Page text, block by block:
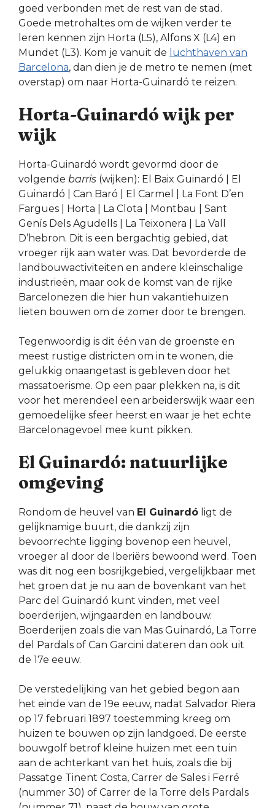
goed verbonden met de rest van de stad.
Goede metrohaltes om de wijken verder te
leren kennen zijn Horta (L5), Alfons X (L4) en
Mundet (L3). Kom je vanuit de luchthaven van
Barcelona, dan dien je de metro te nemen (met
overstap) om naar Horta-Guinardó te reizen.
Horta-Guinardó wijk per
wijk
Horta-Guinardó wordt gevormd door de
volgende barris (wijken): El Baix Guinardó | El
Guinardó | Can Baró | El Carmel | La Font D’en
Fargues | Horta | La Clota | Montbau | Sant
Genís Dels Agudells | La Teixonera | La Vall
D’hebron. Dit is een bergachtig gebied, dat
vroeger rijk aan water was. Dat bevorderde de
landbouwactiviteiten en andere kleinschalige
industrieën, maar ook de komst van de rijke
Barcelonezen die hier hun vakantiehuizen
lieten bouwen om de zomer door te brengen.
Tegenwoordig is dit één van de groenste en
meest rustige districten om in te wonen, die
gelukkig onaangetast is gebleven door het
massatoerisme. Op een paar plekken na, is dit
voor het merendeel een arbeiderswijk waar een
gemoedelijke sfeer heerst en waar je het echte
Barcelonagevoel mee kunt pikken.
El Guinardó: natuurlijke
omgeving
Rondom de heuvel van El Guinardó ligt de
gelijknamige buurt, die dankzij zijn
bevoorrechte ligging bovenop een heuvel,
vroeger al door de Iberiërs bewoond werd. Toen
was dit nog een bosrijkgebied, vergelijkbaar met
het groen dat je nu aan de bovenkant van het
Parc del Guinardó kunt vinden, met veel
boerderijen, wijngaarden en landbouw.
Boerderijen zoals die van Mas Guinardó, La Torre
del Pardals of Can Garcini dateren dan ook uit
de 17e eeuw.
De verstedelijking van het gebied begon aan
het einde van de 19e eeuw, nadat Salvador Riera
op 17 februari 1897 toestemming kreeg om
huizen te bouwen op zijn landgoed. De eerste
bouwgolf betrof kleine huizen met een tuin
aan de achterkant van het huis, zoals die bij
Passatge Tinent Costa, Carrer de Sales i Ferré
(nummer 30) of Carrer de la Torre dels Pardals